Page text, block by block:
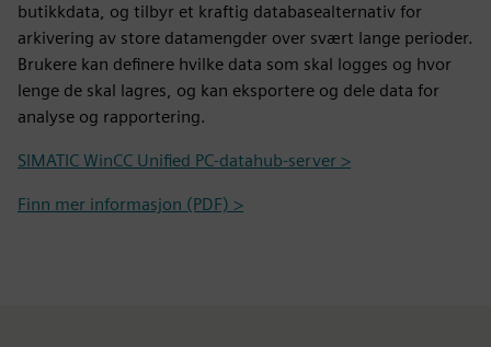
butikkdata, og tilbyr et kraftig databasealternativ for
arkivering av store datamengder over svært lange perioder.
Brukere kan definere hvilke data som skal logges og hvor
lenge de skal lagres, og kan eksportere og dele data for
analyse og rapportering.
SIMATIC WinCC Unified PC-datahub-server >
Finn mer informasjon (PDF) >